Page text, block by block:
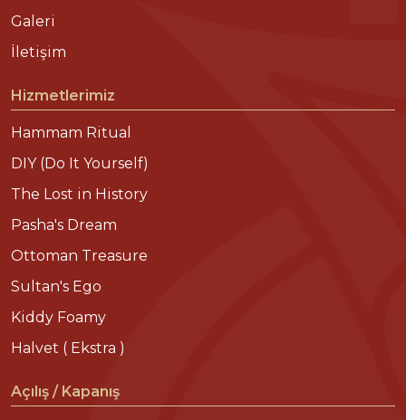
Galeri
İletişim
Hizmetlerimiz
Hammam Ritual
DIY (Do It Yourself)
The Lost in History
Pasha's Dream
Ottoman Treasure
Sultan's Ego
Kiddy Foamy
Halvet ( Ekstra )
Açılış / Kapanış